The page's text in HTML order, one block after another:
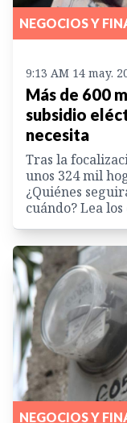
NEGOCIOS Y
9:13 AM 14 may.
Más de 600
subsidio
necesita
Tras la
unos 324 mil
¿Quiénes
cuándo? Lea
NEGOCIOS Y